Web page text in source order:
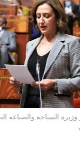
السياحة والصناعة